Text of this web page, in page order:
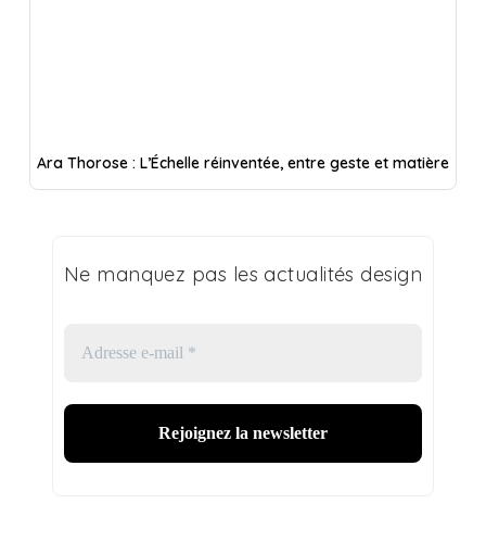
Ara Thorose : L’Échelle réinventée, entre geste et matière
Ne manquez pas les actualités design